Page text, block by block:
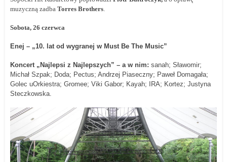
muzyczną zadba Torres Brothers.
Sobota, 26 czerwca
Enej – „10. lat od wygranej w Must Be The Music”
Koncert „Najlepsi z Najlepszych” – a w nim: sanah; Sławomir;
Michał Szpak; Doda; Pectus; Andrzej Piaseczny; Paweł Domagała;
Golec uOrkiestra; Gromee; Viki Gabor; Kayah; IRA; Kortez; Justyna
Steczkowska.